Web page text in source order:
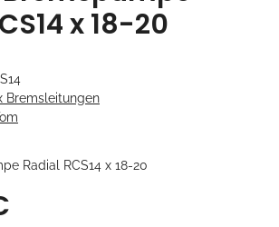
x 18-20
Bremsleitungen
Radial RCS14 x 18-20